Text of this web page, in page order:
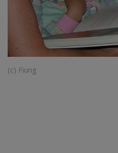
(c) Fiung